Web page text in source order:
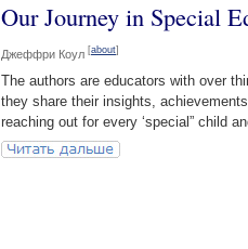
Our Journey in Special
Джеффри Коул [about]
The authors are educators with over
they share their insights,
reaching out for every ‘special” child